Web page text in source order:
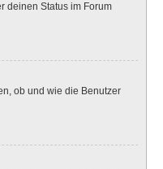
deinen Status im Forum
ob und wie die Benutzer